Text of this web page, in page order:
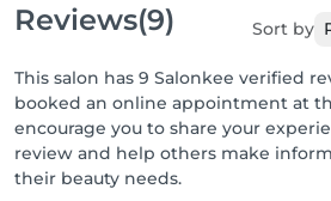
Reviews(9) Sort by
This salon has 9 Salonkee verified
booked an online appointment at
encourage you to share your
review and help others make
their beauty needs.